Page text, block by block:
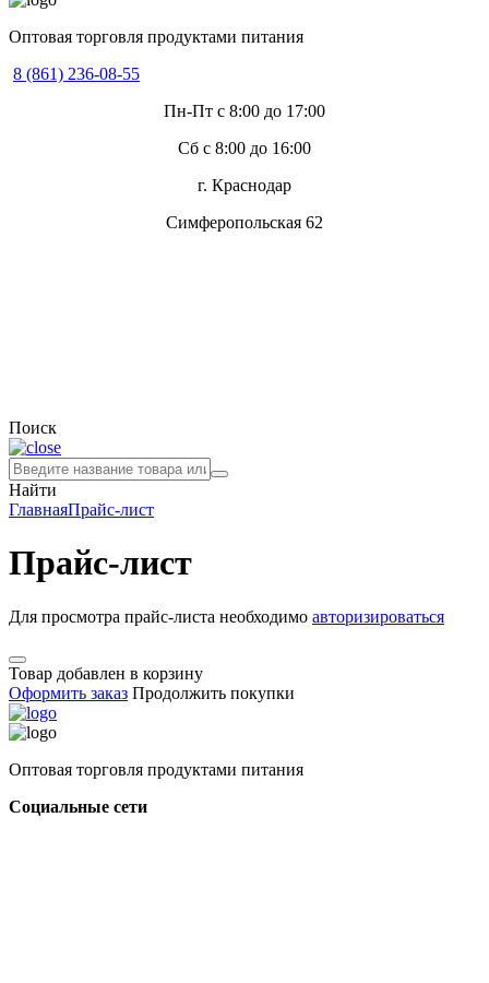
Оптовая торговля продуктами питания
8 (861) 236-08-55
Пн-Пт с 8:00 до 17:00
Сб с 8:00 до 16:00
г. Краснодар
Симферопольская 62
Поиск
Найти
ГлавнаяПрайс-лист
Прайс-лист
Для просмотра прайс-листа необходимо авторизироваться
Товар добавлен в корзину
Оформить заказ Продолжить покупки
Оптовая торговля продуктами питания
Социальные сети